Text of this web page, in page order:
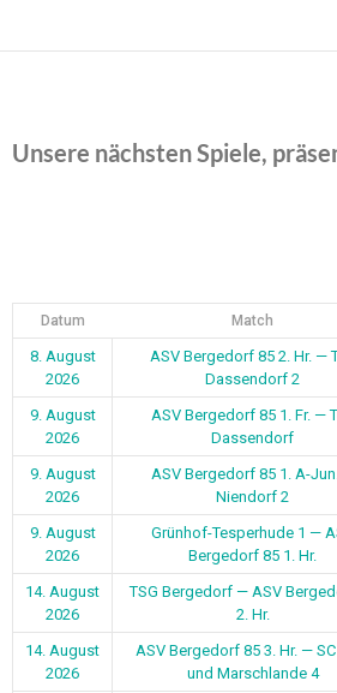
Unsere nächsten Spiele,
Datum Match
8. August
2026
ASV Bergedorf 85 2. Hr. —
Dassendorf 2
9. August
2026
ASV Bergedorf 85 1. Fr. —
Dassendorf
9. August
2026
ASV Bergedorf 85 1. A-
Niendorf 2
9. August
2026
Grünhof-Tesperhude 1 —
Bergedorf 85 1. Hr.
14. August
2026
TSG Bergedorf — ASV
2. Hr.
14. August
2026
ASV Bergedorf 85 3. Hr. —
und Marschlande 4